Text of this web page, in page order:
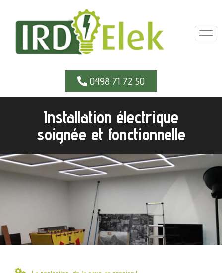
0498 71 72 50
Installation électrique
soignée et fonctionnelle